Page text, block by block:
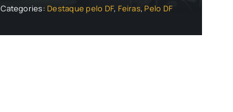
Categories: Destaque pelo DF, Feiras, Pelo DF